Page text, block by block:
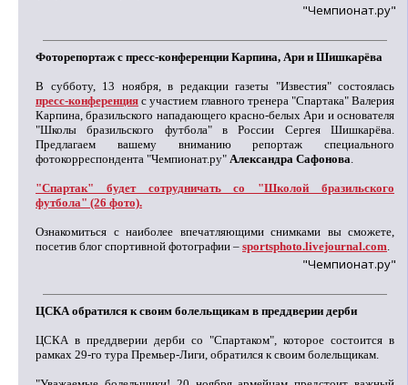
"Чемпионат.ру"
Фоторепортаж с пресс-конференции Карпина, Ари и Шишкарёва
В субботу, 13 ноября, в редакции газеты "Известия" состоялась
пресс-конференция с участием главного тренера "Спартака" Валерия
Карпина, бразильского нападающего красно-белых Ари и основателя
"Школы бразильского футбола" в России Сергея Шишкарёва.
Предлагаем вашему вниманию репортаж специального
фотокорреспондента "Чемпионат.ру" Александра Сафонова.
"Спартак" будет сотрудничать со "Школой бразильского
футбола" (26 фото).
Ознакомиться с наиболее впечатляющими снимками вы сможете,
посетив блог спортивной фотографии – sportsphoto.livejournal.com.
"Чемпионат.ру"
ЦСКА обратился к своим болельщикам в преддверии дерби
ЦСКА в преддверии дерби со "Спартаком", которое состоится в
рамках 29-го тура Премьер-Лиги, обратился к своим болельщикам.